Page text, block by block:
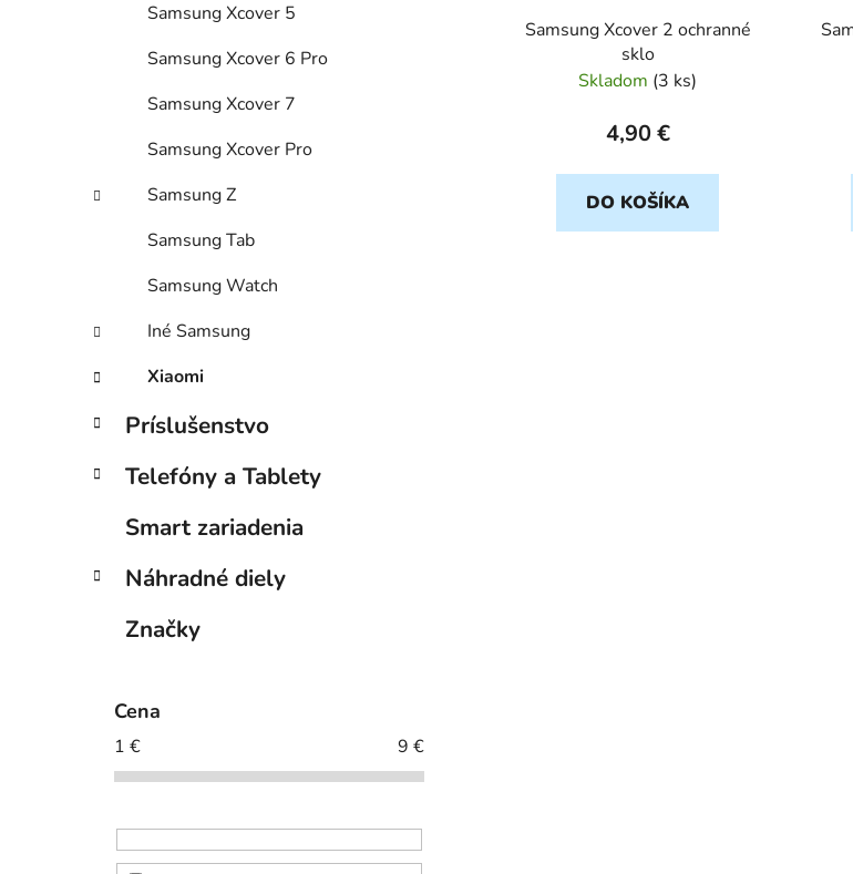
Samsung Xcover 5
Samsung Xcover 6 Pro
Samsung Xcover 7
Samsung Xcover Pro
Samsung Z
Samsung Tab
Samsung Watch
Iné Samsung
Xiaomi
Príslušenstvo
Telefóny a Tablety
Smart zariadenia
Náhradné diely
Značky
Cena
1 € 9 €
Samsung Xcover 2 ochranné
sklo
Skladom (3 ks)
4,90 €
DO KOŠÍKA